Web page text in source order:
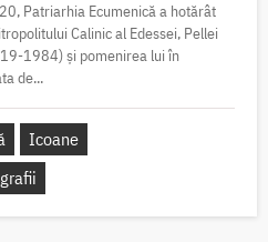
Patriarhia Ecumenică a hotărât
Calinic al Edessei, Pellei
1984) și pomenirea lui în
de...
Icoane